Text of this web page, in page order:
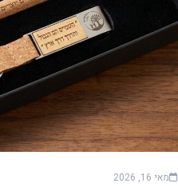
מאי 16, 2026